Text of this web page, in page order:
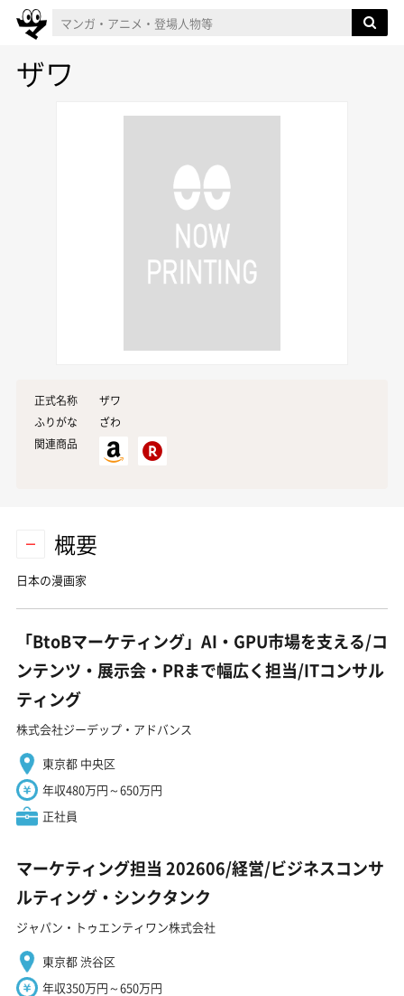
ザワ
正式名称
ザワ
ふりがな
ざわ
関連商品
概要
日本の漫画家
「BtoBマーケティング」AI・GPU市場を支える/コ
ンテンツ・展示会・PRまで幅広く担当/ITコンサル
ティング
株式会社ジーデップ・アドバンス
東京都 中央区
年収480万円～650万円
正社員
マーケティング担当 202606/経営/ビジネスコンサ
ルティング・シンクタンク
ジャパン・トゥエンティワン株式会社
東京都 渋谷区
年収350万円～650万円